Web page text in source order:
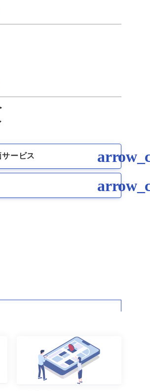
ービス